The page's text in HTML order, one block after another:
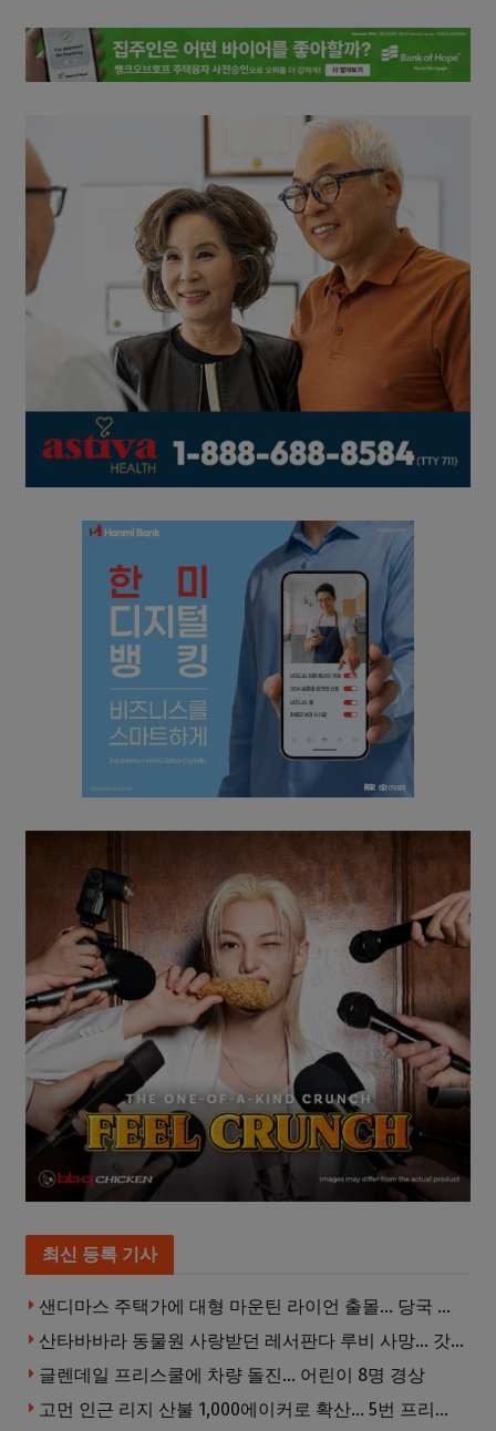
최신 등록 기사
샌디마스 주택가에 대형 마운틴 라이언 출몰… 당국 긴급 대응, 주민 접근 자제 당부
산타바바라 동물원 사랑받던 레서판다 루비 사망… 갓 태어난 새끼 2마리 잃은 지 수주 만
글렌데일 프리스쿨에 차량 돌진… 어린이 8명 경상
고먼 인근 리지 산불 1,000에이커로 확산… 5번 프리웨이 양방향 전면 폐쇄